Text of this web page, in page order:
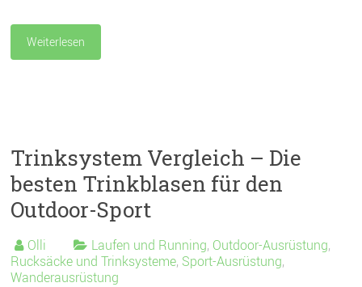
Weiterlesen
Trinksystem Vergleich – Die
besten Trinkblasen für den
Outdoor-Sport
Olli Laufen und Running, Outdoor-Ausrüstung,
Rucksäcke und Trinksysteme, Sport-Ausrüstung,
Wanderausrüstung